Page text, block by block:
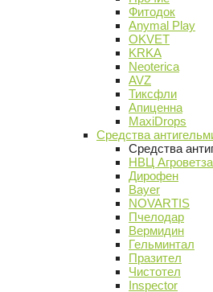
Фитодок
Anymal Play
OKVET
KRKA
Neoterica
AVZ
Тиксфли
Апиценна
MaxiDrops
Средства
Средства
НВЦ
Дирофен
Bayer
NOVARTIS
Пчелодар
Вермидин
Гельминтал
Празител
Чистотел
Inspector